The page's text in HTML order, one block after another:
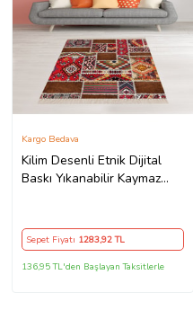
Kilim Desenli Etnik Dijital
Baskı Yıkanabilir Kaymaz
Kargo Bedava
Sepet Fiyatı 1283,92 TL
136,95 TL'den Başlayan Taksitlerle